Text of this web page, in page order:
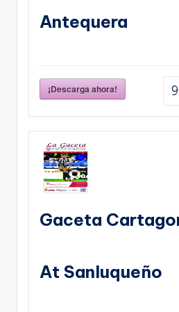
Antequera
¡Descarga ahora!
Gaceta
At Sanluqueño